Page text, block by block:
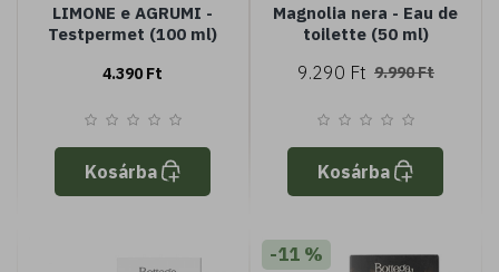
LIMONE e AGRUMI -
Testpermet (100 ml)
4.390 Ft
Kosárba
Magnolia nera - Eau de
toilette (50 ml)
9.290 Ft 9.990 Ft
Kosárba
-11 %